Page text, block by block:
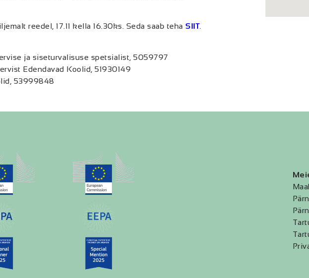
reedel, 17.11 kella 16.30ks. Seda saab teha SIIT.
ja siseturvalisuse spetsialist, 5059797
Edendavad Koolid, 51930149
53999848